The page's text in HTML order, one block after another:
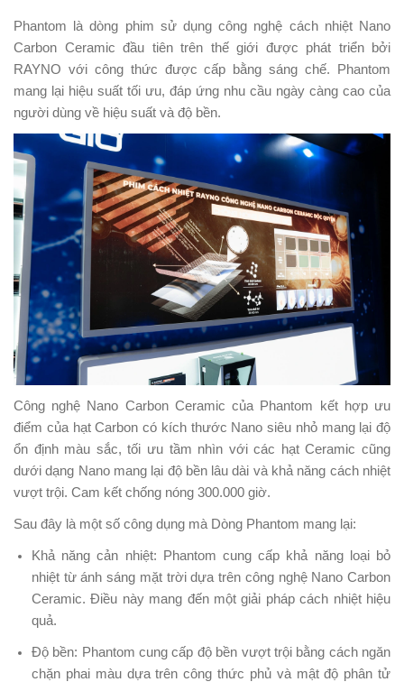
Phantom là dòng phim sử dụng công nghệ cách nhiệt Nano
Carbon Ceramic đầu tiên trên thế giới được phát triển bởi
RAYNO với công thức được cấp bằng sáng chế. Phantom
mang lại hiệu suất tối ưu, đáp ứng nhu cầu ngày càng cao của
người dùng về hiệu suất và độ bền.
Công nghệ Nano Carbon Ceramic của Phantom kết hợp ưu
điểm của hạt Carbon có kích thước Nano siêu nhỏ mang lại độ
ổn định màu sắc, tối ưu tầm nhìn với các hạt Ceramic cũng
dưới dạng Nano mang lại độ bền lâu dài và khả năng cách nhiệt
vượt trội. Cam kết chống nóng 300.000 giờ.
Sau đây là một số công dụng mà Dòng Phantom mang lại:
Khả năng cản nhiệt: Phantom cung cấp khả năng loại bỏ
nhiệt từ ánh sáng mặt trời dựa trên công nghệ Nano Carbon
Ceramic. Điều này mang đến một giải pháp cách nhiệt hiệu
quả.
Độ bền: Phantom cung cấp độ bền vượt trội bằng cách ngăn
chặn phai màu dựa trên công thức phủ và mật độ phân tử